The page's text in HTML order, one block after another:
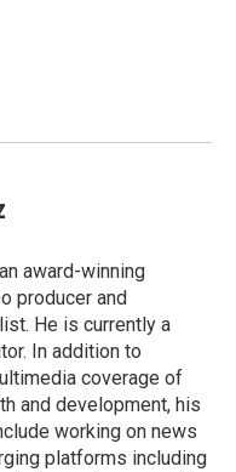
award-winning
producer and
He is currently a
In addition to
coverage of
and development, his
working on news
platforms including